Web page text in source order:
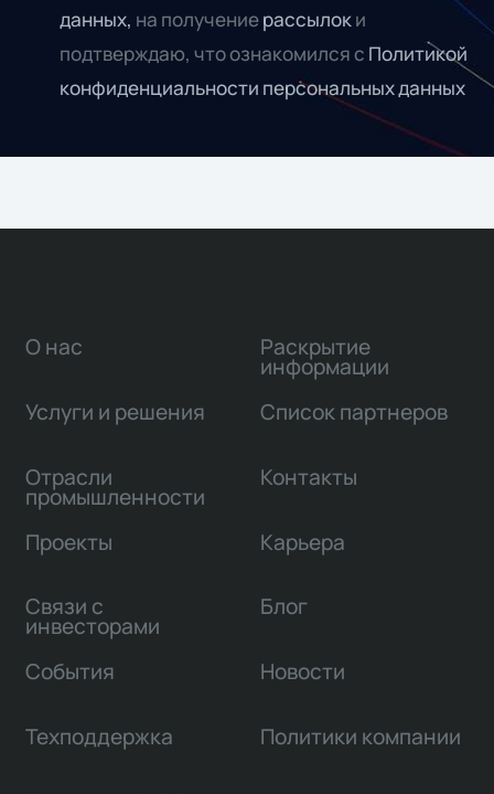
данных, на получениерассылоки
подтверждаю, что ознакомился с Политикой
конфиденциальности персональных данных
О нас
Услуги и решения
Отрасли
промышленности
Проекты
Связи с
инвесторами
Раскрытие
информации
Список партнеров
Контакты
Карьера
Блог
События Новости
Техподдержка Политики компании